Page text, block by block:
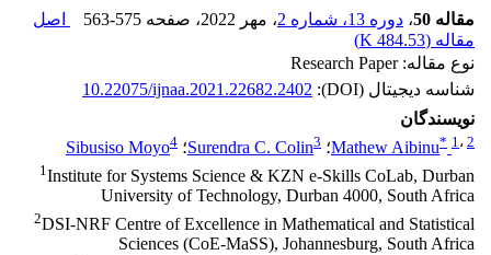
مقاله 50
، دوره 13، شماره 2 ، مهر 2022 ، صفحه 563-575
اصل
مقاله (484.53 K
)
نوع مقاله: Research Paper
شناسه دیجیتال (DOI):
10.22075/ijnaa.2021.22682.2402
نویسندگان
Mathew Aibinu* 1، 2 ؛ Surendra C. Colin3 ؛ Sibusiso Moyo4
1Institute for Systems Science & KZN e-Skills CoLab, Durban
University of Technology, Durban 4000, South Africa
2DSI-NRF Centre of Excellence in Mathematical and Statistical
Sciences (CoE-MaSS), Johannesburg, South Africa